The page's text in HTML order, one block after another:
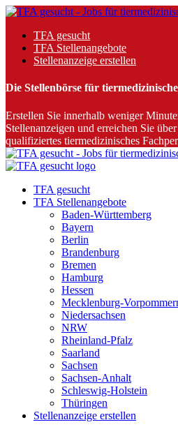
TFA gesucht
TFA Stellenangebote
Stellenanzeige erstellen
Die Stellenbörse für
Erstellen Sie innerhalb weniger
Stellenanzeigen und erreichen Sie
qualifiziertes tiermedizinisches
TFA gesucht
TFA Stellenangebote
Baden-Württemberg
Bayern
Berlin
Brandenburg
Bremen
Hamburg
Hessen
Mecklenburg-
Niedersachsen
NRW
Rheinland-Pfalz
Saarland
Sachsen
Sachsen-Anhalt
Schleswig-Holstein
Thüringen
Stellenanzeige erstellen